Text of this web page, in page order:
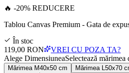
🔥 -20% REDUCERE
Tablou Canvas Premium - Gata de
În stoc
119,00 RON
VREI CU POZA TA?
Alege DimensiuneaSelectează mărimea
Mărimea M40x50 cm Mărimea 50x70